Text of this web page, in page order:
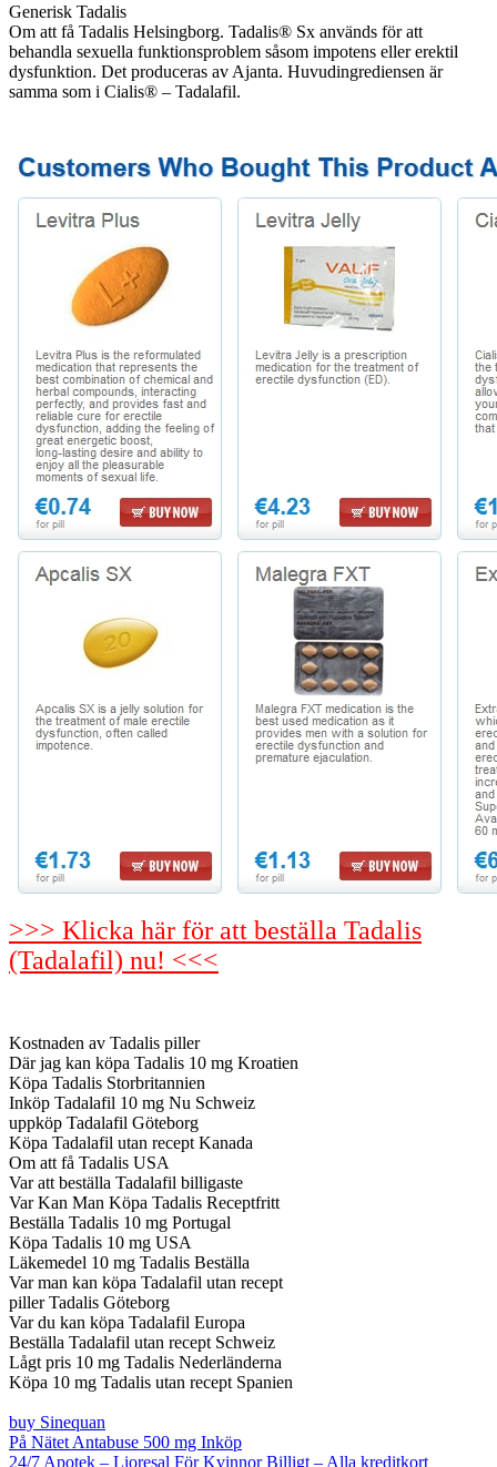
Generisk Tadalis
Om att få Tadalis Helsingborg. Tadalis® Sx används för att
behandla sexuella funktionsproblem såsom impotens eller erektil
dysfunktion. Det produceras av Ajanta. Huvudingrediensen är
samma som i Cialis® – Tadalafil.
>>> Klicka här för att beställa Tadalis
(Tadalafil) nu! <<<
Kostnaden av Tadalis piller
Där jag kan köpa Tadalis 10 mg Kroatien
Köpa Tadalis Storbritannien
Inköp Tadalafil 10 mg Nu Schweiz
uppköp Tadalafil Göteborg
Köpa Tadalafil utan recept Kanada
Om att få Tadalis USA
Var att beställa Tadalafil billigaste
Var Kan Man Köpa Tadalis Receptfritt
Beställa Tadalis 10 mg Portugal
Köpa Tadalis 10 mg USA
Läkemedel 10 mg Tadalis Beställa
Var man kan köpa Tadalafil utan recept
piller Tadalis Göteborg
Var du kan köpa Tadalafil Europa
Beställa Tadalafil utan recept Schweiz
Lågt pris 10 mg Tadalis Nederländerna
Köpa 10 mg Tadalis utan recept Spanien
buy Sinequan
På Nätet Antabuse 500 mg Inköp
24/7 Apotek – Lioresal För Kvinnor Billigt – Alla kreditkort